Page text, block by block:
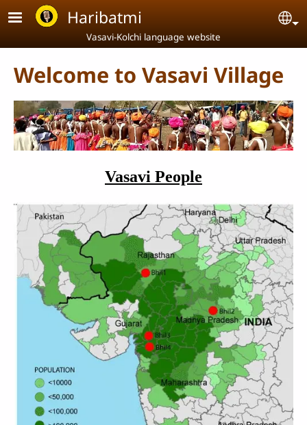
Skip to main content
Haribatmi
Vasavi-Kolchi language website
Welcome to Vasavi Village
Vasavi People